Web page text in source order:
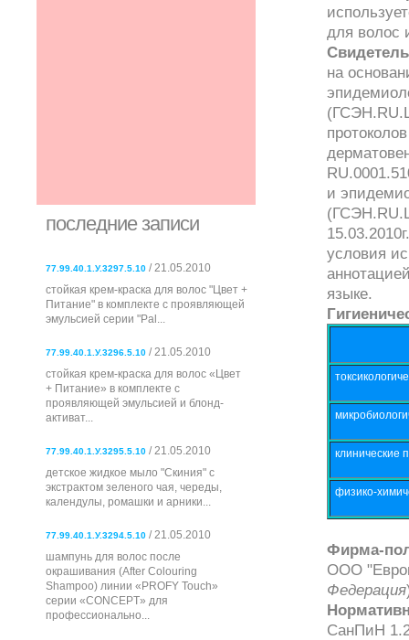
последние записи
77.99.40.1.У.3297.5.10 / 21.05.2010
стойкая крем-краска для волос "Цвет +
Питание" в комплекте с проявляющей
эмульсией серии "Pal...
77.99.40.1.У.3296.5.10 / 21.05.2010
стойкая крем-краска для волос «Цвет
+ Питание» в комплекте с
проявляющей эмульсией и блонд-
активат...
77.99.40.1.У.3295.5.10 / 21.05.2010
детское жидкое мыло "Скиния" с
экстрактом зеленого чая, череды,
календулы, ромашки и арники...
77.99.40.1.У.3294.5.10 / 21.05.2010
шампунь для волос после
окрашивания (After Colouring
Shampoo) линии «PROFY Touch»
серии «CONCEPT» для
профессионально...
для волос
на
и
условия
языке.
клинические
физико-
Фирма-
ООО
Федерация
СанПиН